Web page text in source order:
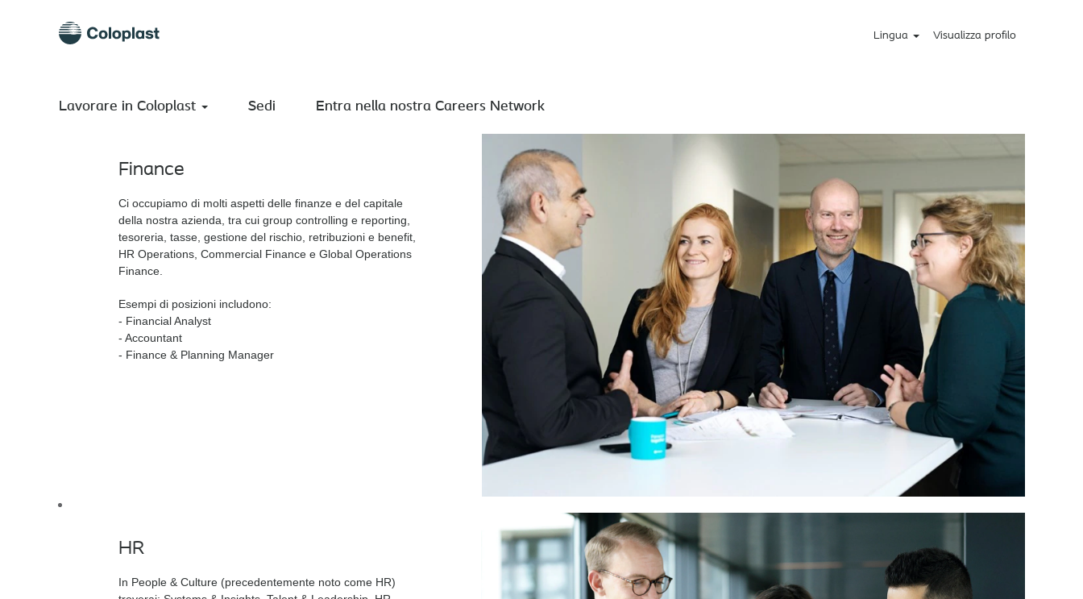
Lingua Visualizza profilo
Lavorare in Coloplast Sedi Entra nella nostra Careers Network
Finance, HR, Legal, Corporate Affairs & Administration
Finance
Ci occupiamo di molti aspetti delle finanze e del capitale
della nostra azienda, tra cui group controlling e reporting,
tesoreria, tasse, gestione del rischio, retribuzioni e benefit,
HR Operations, Commercial Finance e Global Operations
Finance.
Esempi di posizioni includono:
- Financial Analyst​
- Accountant​
- Finance & Planning Manager​
HR
In People & Culture (precedentemente noto come HR)